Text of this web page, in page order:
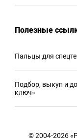
Полезные
Пальцы для
Подбор, выкуп и
ключ»
© 2004-2026